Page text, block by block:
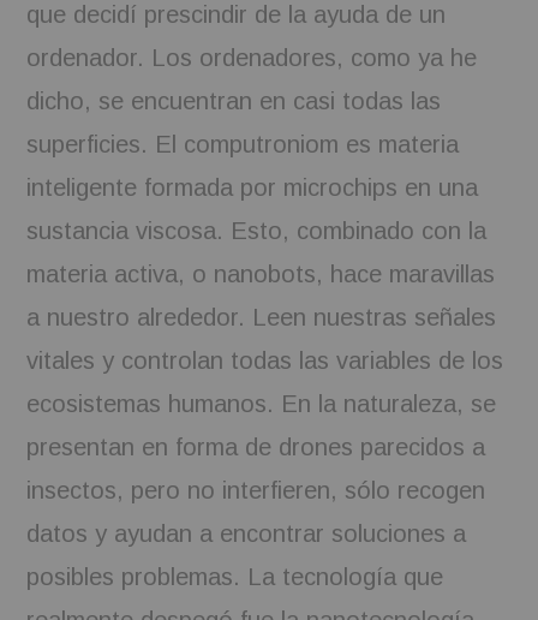
que decidí prescindir de la ayuda de un
ordenador. Los ordenadores, como ya he
dicho, se encuentran en casi todas las
superficies. El computroniom es materia
inteligente formada por microchips en una
sustancia viscosa. Esto, combinado con la
materia activa, o nanobots, hace maravillas
a nuestro alrededor. Leen nuestras señales
vitales y controlan todas las variables de los
ecosistemas humanos. En la naturaleza, se
presentan en forma de drones parecidos a
insectos, pero no interfieren, sólo recogen
datos y ayudan a encontrar soluciones a
posibles problemas. La tecnología que